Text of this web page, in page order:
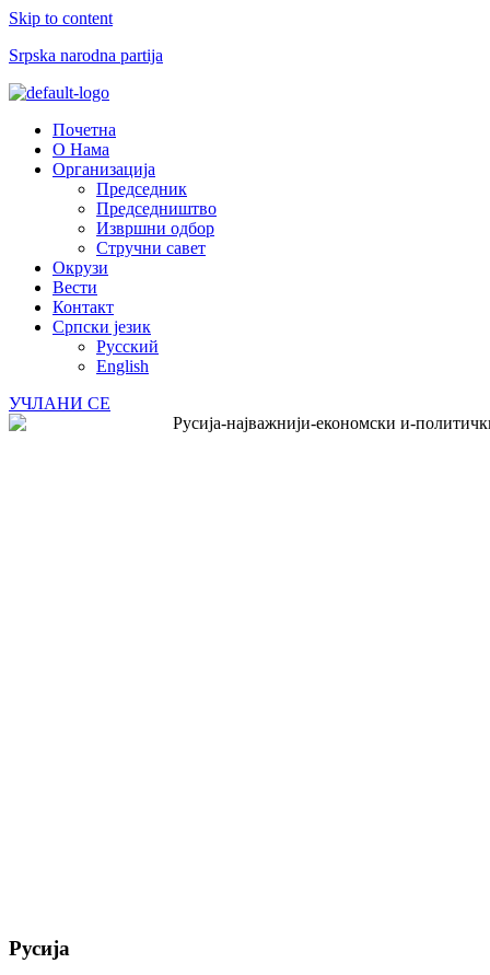
Skip to content
Srpska narodna partija
Menu
Почетна
О Нама
Организација
Председник
Председништво
Извршни одбор
Стручни савет
Окрузи
Вести
Контакт
Српски језик
Русский
English
УЧЛАНИ СЕ
Русија